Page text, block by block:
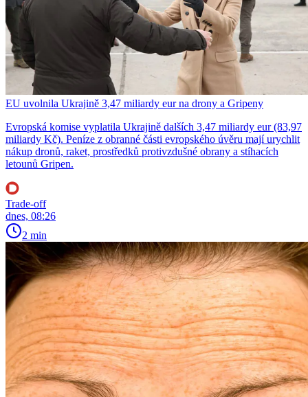
EU uvolnila Ukrajině 3,47 miliardy eur na drony a Gripeny
Evropská komise vyplatila Ukrajině dalších 3,47 miliardy eur (83,97
miliardy Kč). Peníze z obranné části evropského úvěru mají urychlit
nákup dronů, raket, prostředků protivzdušné obrany a stíhacích
letounů Gripen.
Trade-off
dnes, 08:26
2 min